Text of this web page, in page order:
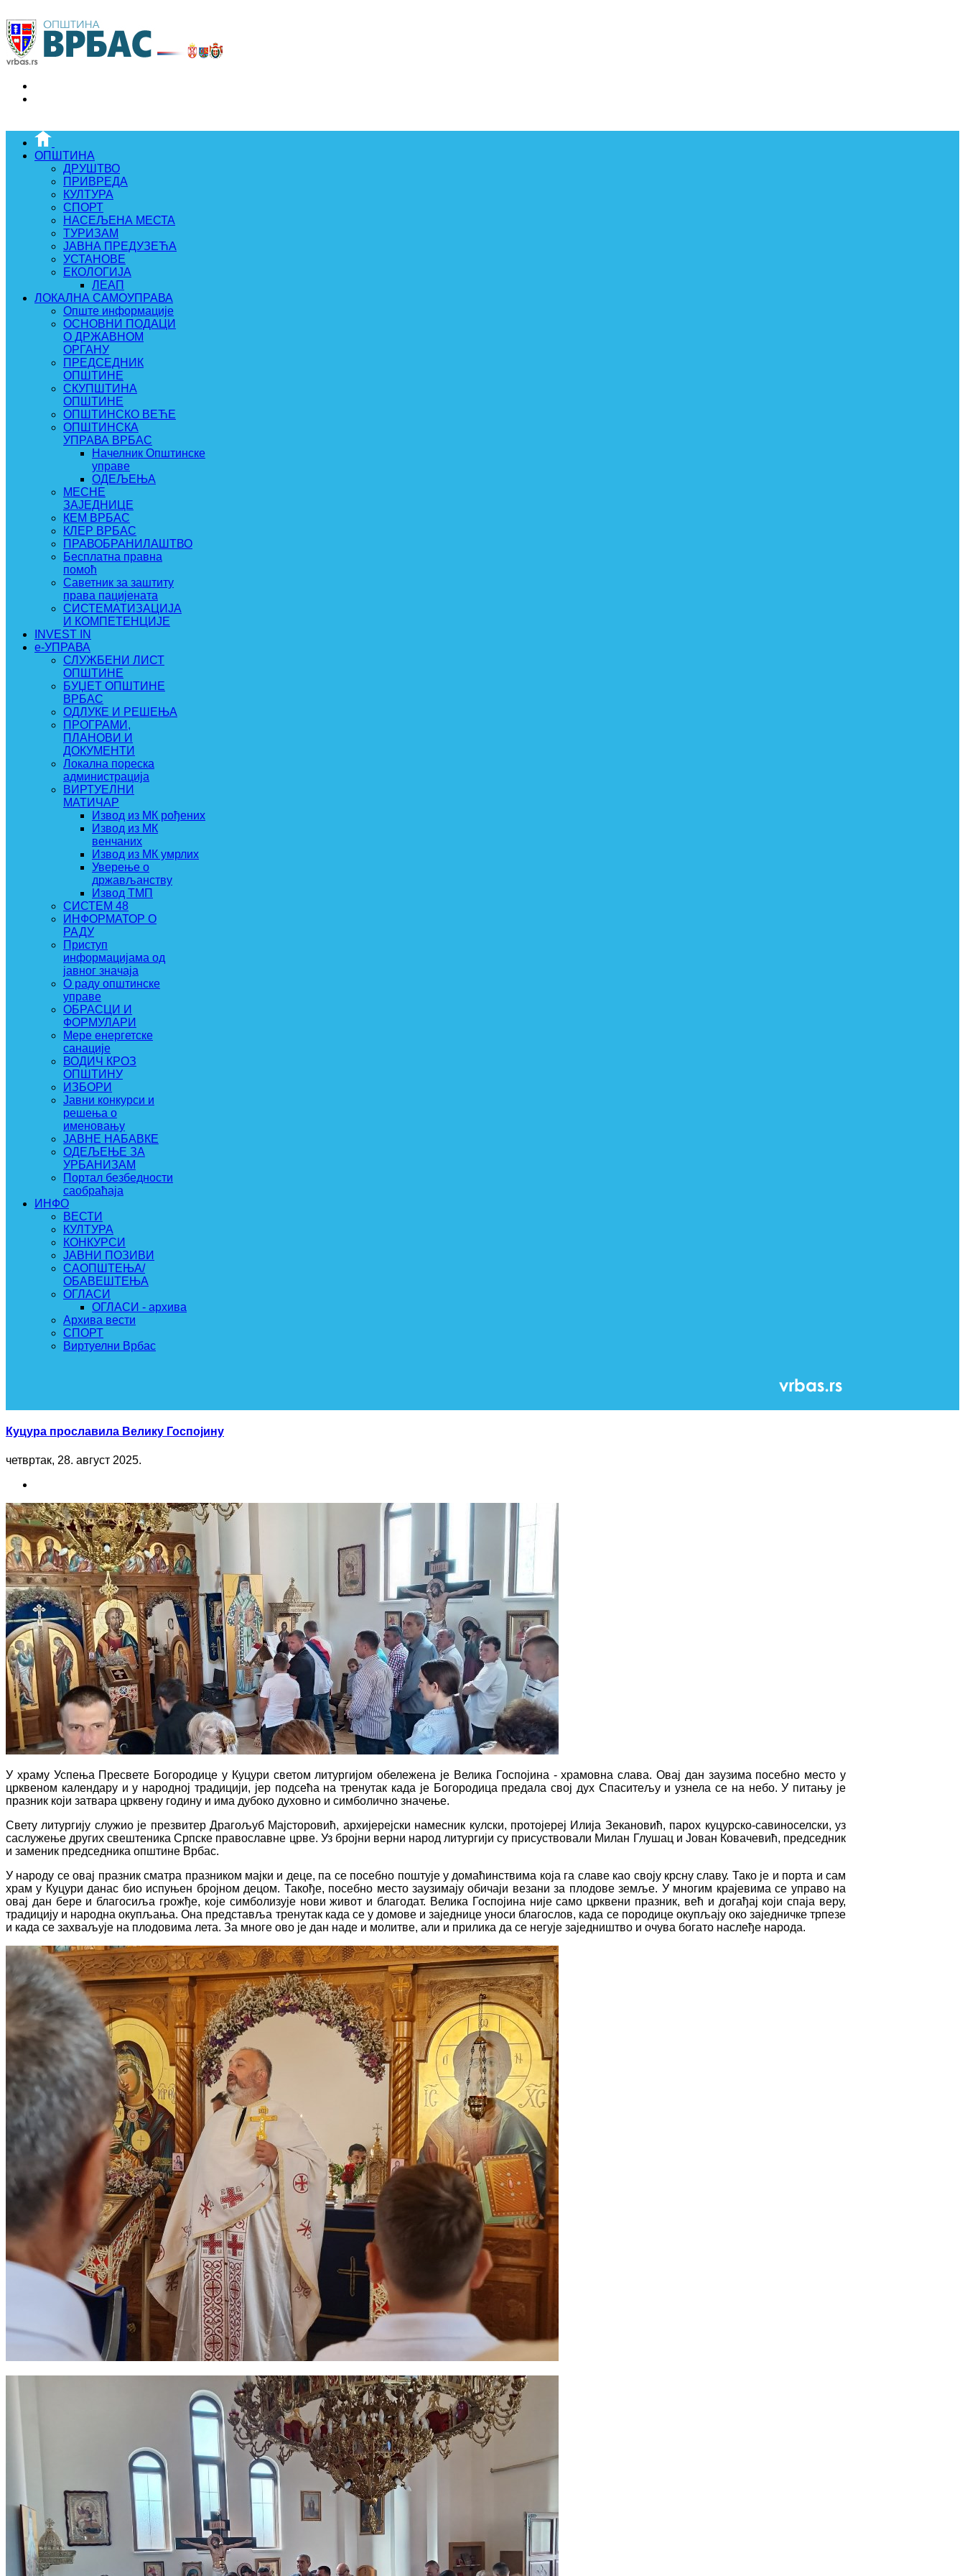
ОПШТИНА
ДРУШТВО
ПРИВРЕДА
КУЛТУРА
СПОРТ
НАСЕЉЕНА МЕСТА
ТУРИЗАМ
ЈАВНА ПРЕДУЗЕЋА
УСТАНОВЕ
ЕКОЛОГИЈА
ЛЕАП
ЛОКАЛНА САМОУПРАВА
Опште информације
ОСНОВНИ ПОДАЦИ
О ДРЖАВНОМ
ОРГАНУ
ПРЕДСЕДНИК
ОПШТИНЕ
СКУПШТИНА
ОПШТИНЕ
ОПШТИНСКО ВЕЋЕ
ОПШТИНСКА
УПРАВА ВРБАС
Начелник Општинске
управе
ОДЕЉЕЊА
МЕСНЕ
ЗАЈЕДНИЦЕ
КЕМ ВРБАС
КЛЕР ВРБАС
ПРАВОБРАНИЛАШТВО
Бесплатна правна
помоћ
Саветник за заштиту
права пацијената
СИСТЕМАТИЗАЦИЈА
И КОМПЕТЕНЦИЈЕ
INVEST IN
e-УПРАВА
СЛУЖБЕНИ ЛИСТ
ОПШТИНЕ
БУЏЕТ ОПШТИНЕ
ВРБАС
ОДЛУКЕ И РЕШЕЊА
ПРОГРАМИ,
ПЛАНОВИ И
ДОКУМЕНТИ
Локална пореска
администрација
ВИРТУЕЛНИ
МАТИЧАР
Извод из МК рођених
Извод из МК
венчаних
Извод из МК умрлих
Уверење о
држављанству
Извод ТМП
СИСТЕМ 48
ИНФОРМАТОР О
РАДУ
Приступ
информацијама од
јавног значаја
О раду општинске
управе
ОБРАСЦИ И
ФОРМУЛАРИ
Мере енергетске
санације
ВОДИЧ КРОЗ
ОПШТИНУ
ИЗБОРИ
Јавни конкурси и
решења о
именовању
ЈАВНЕ НАБАВКЕ
ОДЕЉЕЊЕ ЗА
УРБАНИЗАМ
Портал безбедности
саобраћаја
ИНФО
ВЕСТИ
КУЛТУРА
КОНКУРСИ
ЈАВНИ ПОЗИВИ
САОПШТЕЊА/
ОБАВЕШТЕЊА
ОГЛАСИ
ОГЛАСИ - архива
Архива вести
СПОРТ
Виртуелни Врбас
Куцура прославила Велику Госпојину
четвртак, 28. август 2025.
У храму Успења Пресвете Богородице у Куцури светом литургијом обележена је Велика Госпојина - храмовна слава. Овај дан заузима посебно место у
црквеном календару и у народној традицији, јер подсећа на тренутак када је Богородица предала свој дух Спаситељу и узнела се на небо. У питању је
празник који затвара црквену годину и има дубоко духовно и симболично значење.
Свету литургију служио је презвитер Драгољуб Мајсторовић, архијерејски намесник кулски, протојереј Илија Зекановић, парох куцурско-савиноселски, уз
саслужење других свештеника Српске православне црве. Уз бројни верни народ литургији су присуствовали Милан Глушац и Јован Ковачевић, председник
и заменик председника општине Врбас.
У народу се овај празник сматра празником мајки и деце, па се посебно поштује у домаћинствима која га славе као своју крсну славу. Тако је и порта и сам
храм у Куцури данас био испуњен бројном децом. Такође, посебно место заузимају обичаји везани за плодове земље. У многим крајевима се управо на
овај дан бере и благосиља грожђе, које симболизује нови живот и благодат. Велика Госпојина није само црквени празник, већ и догађај који спаја веру,
традицију и народна окупљања. Она представља тренутак када се у домове и заједнице уноси благослов, када се породице окупљају око заједничке трпезе
и када се захваљује на плодовима лета. За многе ово је дан наде и молитве, али и прилика да се негује заједништво и очува богато наслеђе народа.